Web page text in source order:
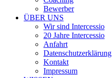
Bewerber
ÜBER UNS
Wir sind Intercessio
20 Jahre Intercessio
Anfahrt
Datenschutzerklärung
Kontakt
Impressum